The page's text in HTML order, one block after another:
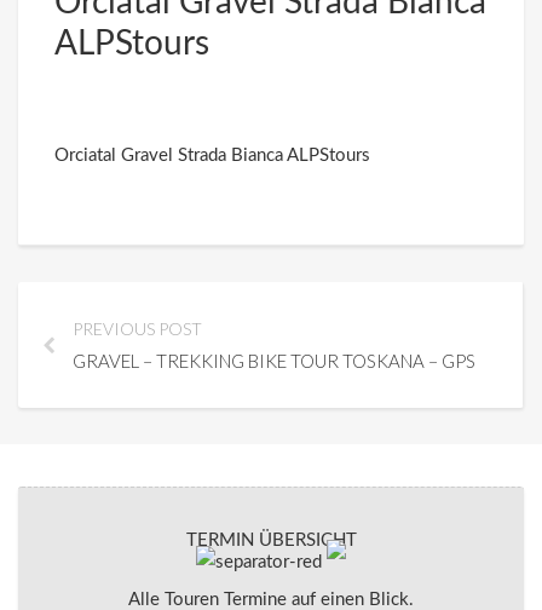
ALPStours
Orciatal Gravel Strada Bianca ALPStours
PREVIOUS POST
GRAVEL – TREKKING BIKE TOUR TOSKANA – GPS
TERMIN ÜBERSICHT
Alle Touren Termine auf einen Blick.